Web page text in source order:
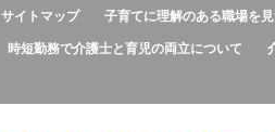
サイトマップ 子育てに理解のある職場を
時短勤務で介護士と育児の両立について